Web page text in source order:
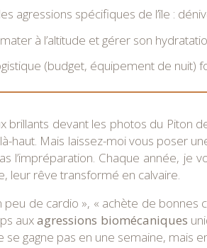
agressions spécifiques de l’île :
à l’altitude et gérer son
(budget, équipement de nuit)
devant les photos du Piton
haut. Mais laissez-moi vous poser
l’impréparation. Chaque année,
leur rêve transformé en calvaire.
de cardio », « achète de
auxagressions biomécaniques
se gagne pas en une semaine, mais